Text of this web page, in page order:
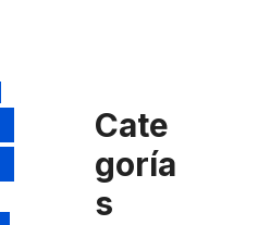
Cate
goría
s